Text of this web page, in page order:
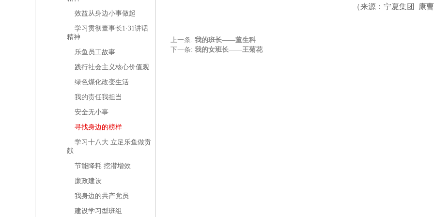
效益从身边小事做起
学习贯彻董事长1·31讲话
精神
乐鱼员工故事
践行社会主义核心价值观
绿色煤化改变生活
我的责任我担当
安全无小事
寻找身边的榜样
学习十八大 立足乐鱼做贡
献
节能降耗 挖潜增效
廉政建设
我身边的共产党员
建设学习型班组
（来源：宁夏集团 康曹拜
上一条: 我的班长——董生科
下一条: 我的女班长——王菊花